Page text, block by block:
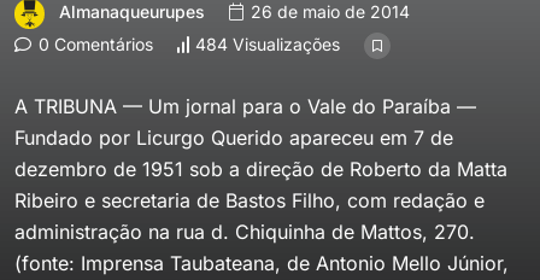
Almanaqueurupes
26 de maio de 2014
0 Comentários
484 Visualizações
A TRIBUNA — Um jornal para o Vale do Paraíba —
Fundado por Licurgo Querido apareceu em 7 de
dezembro de 1951 sob a direção de Roberto da Matta
Ribeiro e secretaria de Bastos Filho, com redação e
administração na rua d. Chiquinha de Mattos, 270.
(fonte: Imprensa Taubateana, de Antonio Mello Júnior,